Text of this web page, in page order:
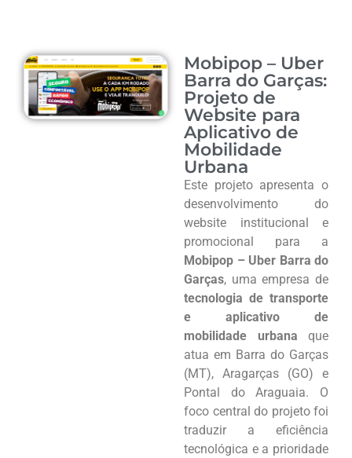
Mobipop – Uber
Barra do Garças:
Projeto de
Website para
Aplicativo de
Mobilidade
Urbana
Este projeto apresenta o
desenvolvimento do
website institucional e
promocional para a
Mobipop – Uber Barra do
Garças, uma empresa de
tecnologia de transporte
e aplicativo de
mobilidade urbana que
atua em Barra do Garças
(MT), Aragarças (GO) e
Pontal do Araguaia. O
foco central do projeto foi
traduzir a eficiência
tecnológica e a prioridade